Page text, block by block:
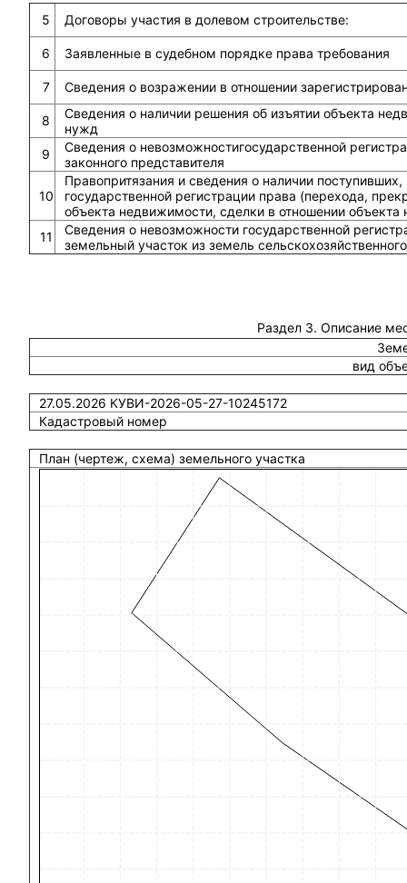
5 Договоры участия в долевом строительстве:
6 Заявленные в судебном порядке права требования
7 Сведения о возражении в отношении
8
Сведения о наличии решения об изъятии объекта
нужд
9
Сведения о невозможностигосударственной
законного представителя
10
Правопритязания и сведения о наличии
государственной регистрации права (перехода,
объекта недвижимости, сделки в отношении
11
Сведения о невозможности государственной
земельный участок из земель
Раздел 3. Описание
вид
27.05.2026 КУВИ-2026-05-27-10245172
Кадастровый номер
План (чертеж, схема) земельного участка